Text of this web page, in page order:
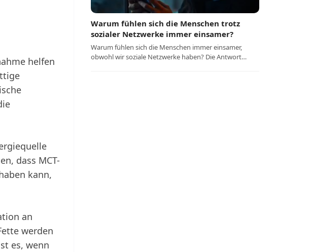
helfen
dass MCT-
kann,
an
werden
es, wenn
Warum fühlen sich die Menschen trotz
sozialer Netzwerke immer einsamer?
Warum fühlen sich die Menschen immer einsamer,
obwohl wir soziale Netzwerke haben? Die Antwort…